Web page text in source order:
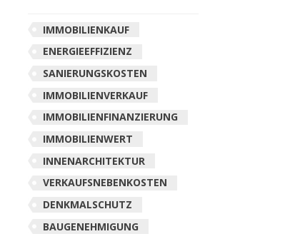
IMMOBILIENKAUF
ENERGIEEFFIZIENZ
SANIERUNGSKOSTEN
IMMOBILIENVERKAUF
IMMOBILIENFINANZIERUNG
IMMOBILIENWERT
INNENARCHITEKTUR
VERKAUFSNEBENKOSTEN
DENKMALSCHUTZ
BAUGENEHMIGUNG